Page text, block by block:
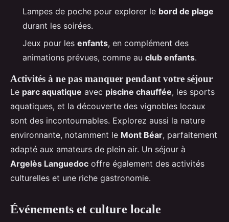
Lampes de poche pour explorer le bord de plage
durant les soirées.
Jeux pour les enfants, en complément des
animations prévues, comme au club enfants.
Activités à ne pas manquer pendant votre séjour
Le parc aquatique avec piscine chauffée, les sports
aquatiques, et la découverte des vignobles locaux
sont des incontournables. Explorez aussi la nature
environnante, notamment le Mont Béar, parfaitement
adapté aux amateurs de plein air. Un séjour à
Argelès Languedoc offre également des activités
culturelles et une riche gastronomie.
Événements et culture locale